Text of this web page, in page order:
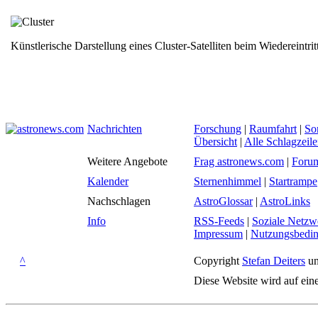
Künstlerische Darstellung eines Cluster-Satelliten beim
Nachrichten Forschung | Raumfahrt |
Übersicht | Alle
Weitere Angebote
Frag astronews.com |
Kalender
Sternenhimmel | Startrampe
Nachschlagen
AstroGlossar| AstroLinks
Info
RSS-Feeds | Soziale
Impressum |
^ Copyright Stefan Deiters
Diese Website wird auf